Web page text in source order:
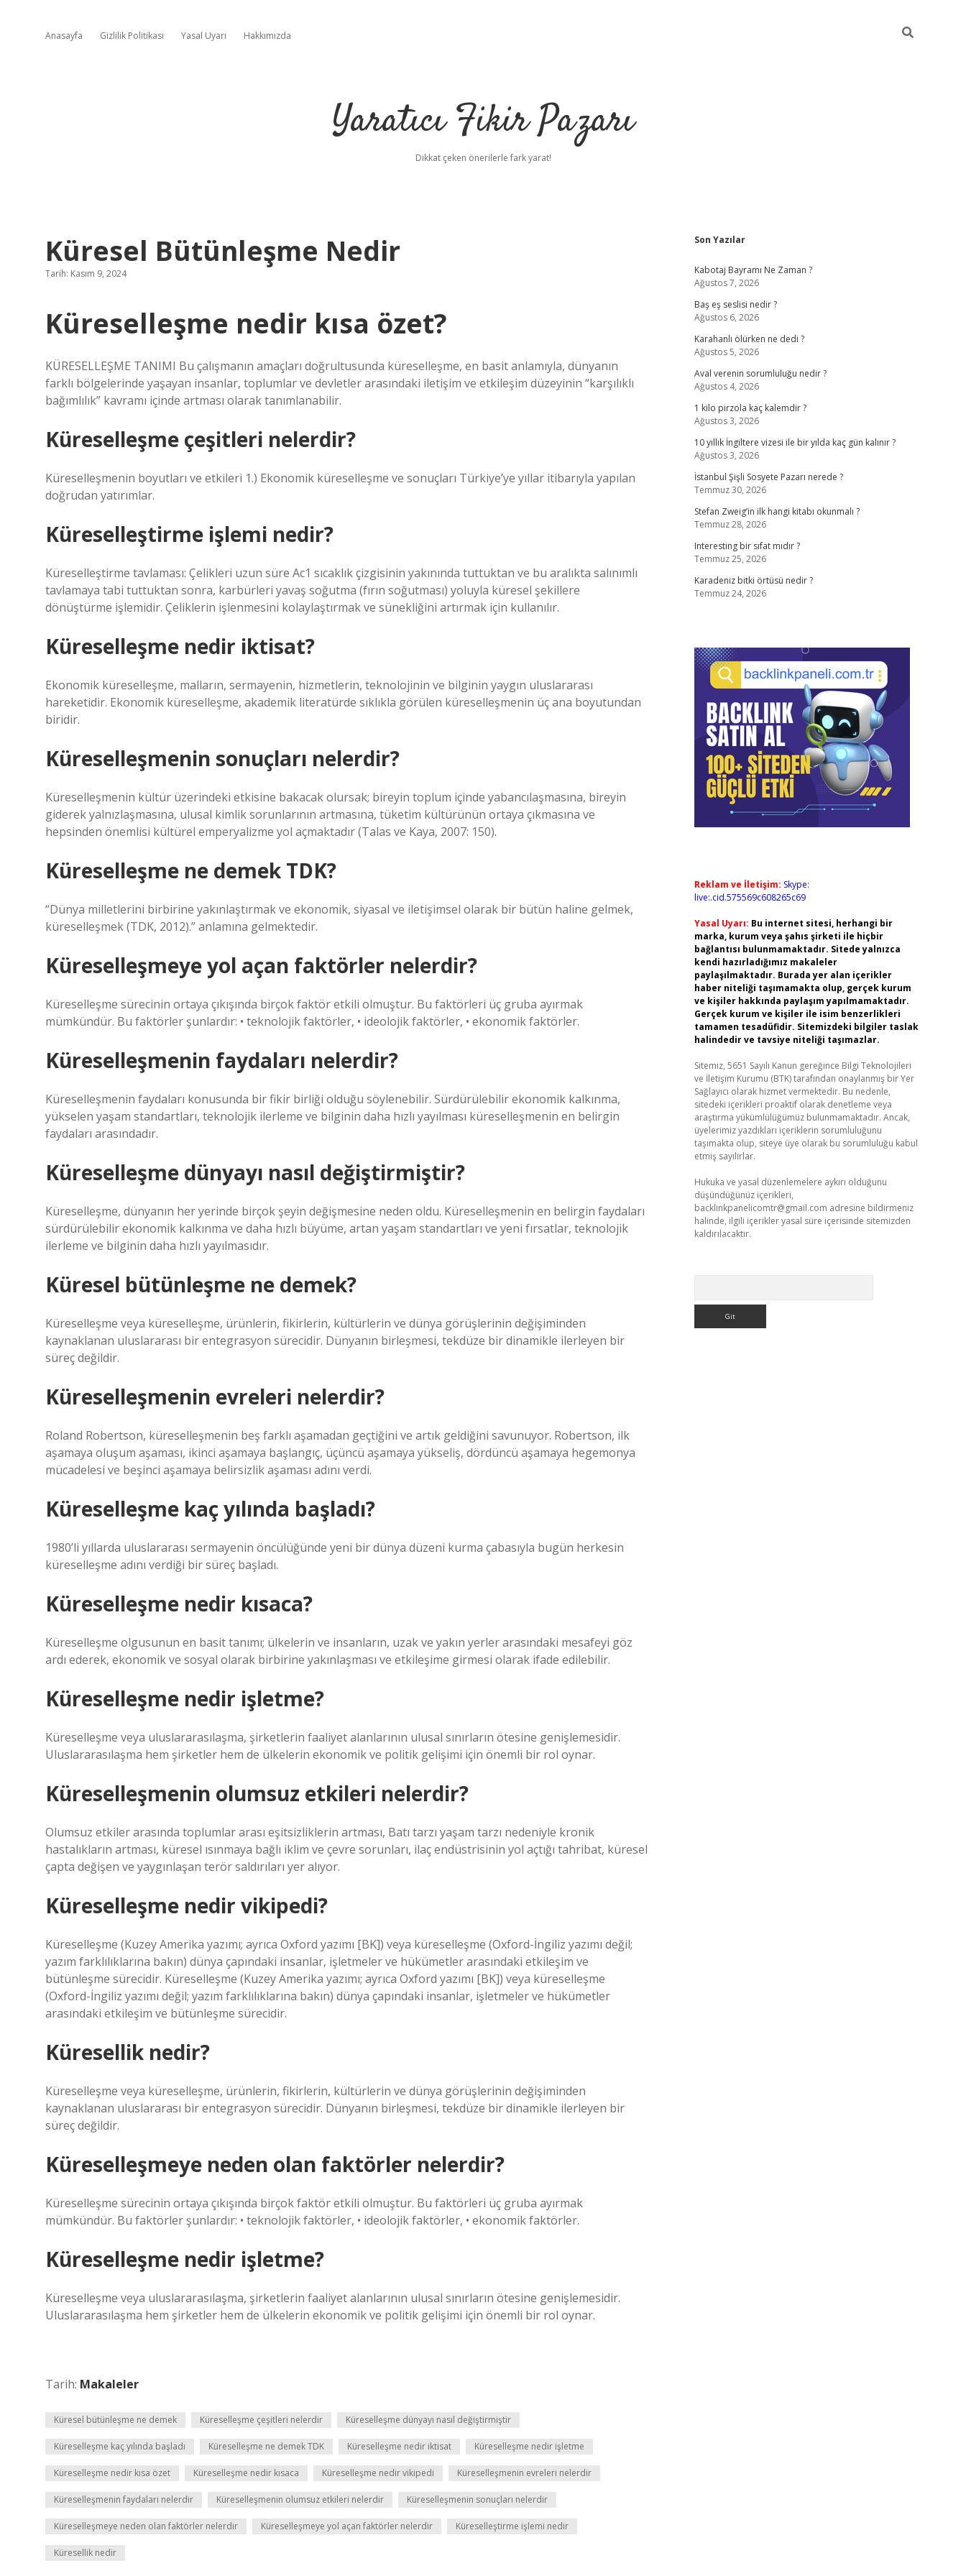
Anasayfa Gizlilik Politikası Yasal Uyarı Hakkımızda
Yaratıcı Fikir Pazarı
Dikkat çeken önerilerle fark yarat!
Küresel Bütünleşme Nedir
Tarih: Kasım 9, 2024
Küreselleşme nedir kısa özet?
KÜRESELLEŞME TANIMI Bu çalışmanın amaçları doğrultusunda küreselleşme, en basit anlamıyla, dünyanın
farklı bölgelerinde yaşayan insanlar, toplumlar ve devletler arasındaki iletişim ve etkileşim düzeyinin “karşılıklı
bağımlılık” kavramı içinde artması olarak tanımlanabilir.
Küreselleşme çeşitleri nelerdir?
Küreselleşmenin boyutları ve etkileri 1.) Ekonomik küreselleşme ve sonuçları Türkiye’ye yıllar itibarıyla yapılan
doğrudan yatırımlar.
Küreselleştirme işlemi nedir?
Küreselleştirme tavlaması: Çelikleri uzun süre Ac1 sıcaklık çizgisinin yakınında tuttuktan ve bu aralıkta salınımlı
tavlamaya tabi tuttuktan sonra, karbürleri yavaş soğutma (fırın soğutması) yoluyla küresel şekillere
dönüştürme işlemidir. Çeliklerin işlenmesini kolaylaştırmak ve sünekliğini artırmak için kullanılır.
Küreselleşme nedir iktisat?
Ekonomik küreselleşme, malların, sermayenin, hizmetlerin, teknolojinin ve bilginin yaygın uluslararası
hareketidir. Ekonomik küreselleşme, akademik literatürde sıklıkla görülen küreselleşmenin üç ana boyutundan
biridir.
Küreselleşmenin sonuçları nelerdir?
Küreselleşmenin kültür üzerindeki etkisine bakacak olursak; bireyin toplum içinde yabancılaşmasına, bireyin
giderek yalnızlaşmasına, ulusal kimlik sorunlarının artmasına, tüketim kültürünün ortaya çıkmasına ve
hepsinden önemlisi kültürel emperyalizme yol açmaktadır (Talas ve Kaya, 2007: 150).
Küreselleşme ne demek TDK?
“Dünya milletlerini birbirine yakınlaştırmak ve ekonomik, siyasal ve iletişimsel olarak bir bütün haline gelmek,
küreselleşmek (TDK, 2012).” anlamına gelmektedir.
Küreselleşmeye yol açan faktörler nelerdir?
Küreselleşme sürecinin ortaya çıkışında birçok faktör etkili olmuştur. Bu faktörleri üç gruba ayırmak
mümkündür. Bu faktörler şunlardır: • teknolojik faktörler, • ideolojik faktörler, • ekonomik faktörler.
Küreselleşmenin faydaları nelerdir?
Küreselleşmenin faydaları konusunda bir fikir birliği olduğu söylenebilir. Sürdürülebilir ekonomik kalkınma,
yükselen yaşam standartları, teknolojik ilerleme ve bilginin daha hızlı yayılması küreselleşmenin en belirgin
faydaları arasındadır.
Küreselleşme dünyayı nasıl değiştirmiştir?
Küreselleşme, dünyanın her yerinde birçok şeyin değişmesine neden oldu. Küreselleşmenin en belirgin faydaları
sürdürülebilir ekonomik kalkınma ve daha hızlı büyüme, artan yaşam standartları ve yeni fırsatlar, teknolojik
ilerleme ve bilginin daha hızlı yayılmasıdır.
Küresel bütünleşme ne demek?
Küreselleşme veya küreselleşme, ürünlerin, fikirlerin, kültürlerin ve dünya görüşlerinin değişiminden
kaynaklanan uluslararası bir entegrasyon sürecidir. Dünyanın birleşmesi, tekdüze bir dinamikle ilerleyen bir
süreç değildir.
Küreselleşmenin evreleri nelerdir?
Roland Robertson, küreselleşmenin beş farklı aşamadan geçtiğini ve artık geldiğini savunuyor. Robertson, ilk
aşamaya oluşum aşaması, ikinci aşamaya başlangıç, üçüncü aşamaya yükseliş, dördüncü aşamaya hegemonya
mücadelesi ve beşinci aşamaya belirsizlik aşaması adını verdi.
Küreselleşme kaç yılında başladı?
1980’li yıllarda uluslararası sermayenin öncülüğünde yeni bir dünya düzeni kurma çabasıyla bugün herkesin
küreselleşme adını verdiği bir süreç başladı.
Küreselleşme nedir kısaca?
Küreselleşme olgusunun en basit tanımı; ülkelerin ve insanların, uzak ve yakın yerler arasındaki mesafeyi göz
ardı ederek, ekonomik ve sosyal olarak birbirine yakınlaşması ve etkileşime girmesi olarak ifade edilebilir.
Küreselleşme nedir işletme?
Küreselleşme veya uluslararasılaşma, şirketlerin faaliyet alanlarının ulusal sınırların ötesine genişlemesidir.
Uluslararasılaşma hem şirketler hem de ülkelerin ekonomik ve politik gelişimi için önemli bir rol oynar.
Küreselleşmenin olumsuz etkileri nelerdir?
Olumsuz etkiler arasında toplumlar arası eşitsizliklerin artması, Batı tarzı yaşam tarzı nedeniyle kronik
hastalıkların artması, küresel ısınmaya bağlı iklim ve çevre sorunları, ilaç endüstrisinin yol açtığı tahribat, küresel
çapta değişen ve yaygınlaşan terör saldırıları yer alıyor.
Küreselleşme nedir vikipedi?
Küreselleşme (Kuzey Amerika yazımı; ayrıca Oxford yazımı [BK]) veya küreselleşme (Oxford-İngiliz yazımı değil;
yazım farklılıklarına bakın) dünya çapındaki insanlar, işletmeler ve hükümetler arasındaki etkileşim ve
bütünleşme sürecidir. Küreselleşme (Kuzey Amerika yazımı; ayrıca Oxford yazımı [BK]) veya küreselleşme
(Oxford-İngiliz yazımı değil; yazım farklılıklarına bakın) dünya çapındaki insanlar, işletmeler ve hükümetler
arasındaki etkileşim ve bütünleşme sürecidir.
Küresellik nedir?
Küreselleşme veya küreselleşme, ürünlerin, fikirlerin, kültürlerin ve dünya görüşlerinin değişiminden
kaynaklanan uluslararası bir entegrasyon sürecidir. Dünyanın birleşmesi, tekdüze bir dinamikle ilerleyen bir
süreç değildir.
Küreselleşmeye neden olan faktörler nelerdir?
Küreselleşme sürecinin ortaya çıkışında birçok faktör etkili olmuştur. Bu faktörleri üç gruba ayırmak
mümkündür. Bu faktörler şunlardır: • teknolojik faktörler, • ideolojik faktörler, • ekonomik faktörler.
Küreselleşme nedir işletme?
Küreselleşme veya uluslararasılaşma, şirketlerin faaliyet alanlarının ulusal sınırların ötesine genişlemesidir.
Uluslararasılaşma hem şirketler hem de ülkelerin ekonomik ve politik gelişimi için önemli bir rol oynar.
Tarih: Makaleler
Küresel bütünleşme ne demek Küreselleşme çeşitleri nelerdir Küreselleşme dünyayı nasıl değiştirmiştir
Küreselleşme kaç yılında başladı Küreselleşme ne demek TDK Küreselleşme nedir iktisat Küreselleşme nedir işletme
Küreselleşme nedir kısa özet Küreselleşme nedir kısaca Küreselleşme nedir vikipedi Küreselleşmenin evreleri nelerdir
Küreselleşmenin faydaları nelerdir Küreselleşmenin olumsuz etkileri nelerdir Küreselleşmenin sonuçları nelerdir
Küreselleşmeye neden olan faktörler nelerdir Küreselleşmeye yol açan faktörler nelerdir Küreselleştirme işlemi nedir
Küresellik nedir
Sidebar
Son Yazılar
Kabotaj Bayramı Ne Zaman ?
Ağustos 7, 2026
Baş eş seslisi nedir ?
Ağustos 6, 2026
Karahanlı ölürken ne dedi ?
Ağustos 5, 2026
Aval verenin sorumluluğu nedir ?
Ağustos 4, 2026
1 kilo pirzola kaç kalemdir ?
Ağustos 3, 2026
10 yıllık İngiltere vizesi ile bir yılda kaç gün kalınır ?
Ağustos 3, 2026
İstanbul Şişli Sosyete Pazarı nerede ?
Temmuz 30, 2026
Stefan Zweig’in ilk hangi kitabı okunmalı ?
Temmuz 28, 2026
Interesting bir sıfat mıdır ?
Temmuz 25, 2026
Karadeniz bitki örtüsü nedir ?
Temmuz 24, 2026
Reklam ve İletişim: Skype:
live:.cid.575569c608265c69
Yasal Uyarı: Bu internet sitesi, herhangi bir
marka, kurum veya şahıs şirketi ile hiçbir
bağlantısı bulunmamaktadır. Sitede yalnızca
kendi hazırladığımız makaleler
paylaşılmaktadır. Burada yer alan içerikler
haber niteliği taşımamakta olup, gerçek kurum
ve kişiler hakkında paylaşım yapılmamaktadır.
Gerçek kurum ve kişiler ile isim benzerlikleri
tamamen tesadüfidir. Sitemizdeki bilgiler taslak
halindedir ve tavsiye niteliği taşımazlar.
Sitemiz, 5651 Sayılı Kanun gereğince Bilgi Teknolojileri
ve İletişim Kurumu (BTK) tarafından onaylanmış bir Yer
Sağlayıcı olarak hizmet vermektedir. Bu nedenle,
sitedeki içerikleri proaktif olarak denetleme veya
araştırma yükümlülüğümüz bulunmamaktadır. Ancak,
üyelerimiz yazdıkları içeriklerin sorumluluğunu
taşımakta olup, siteye üye olarak bu sorumluluğu kabul
etmiş sayılırlar.
Hukuka ve yasal düzenlemelere aykırı olduğunu
düşündüğünüz içerikleri,
backlinkpanelicomtr@gmail.com adresine bildirmeniz
halinde, ilgili içerikler yasal süre içerisinde sitemizden
kaldırılacaktır.